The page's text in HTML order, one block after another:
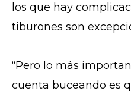
los que hay
tiburones son
“Pero lo más
cuenta buceando es